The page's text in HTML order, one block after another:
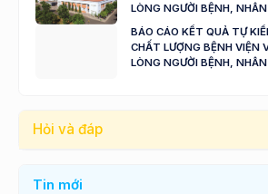
LÒNG NGƯỜI BỆNH,
2024 - 2025
BÁO CÁO KẾT QUẢ TỰ
CHẤT LƯỢNG BỆNH VIỆN
LÒNG NGƯỜI BỆNH,
Hỏi và đáp
Tin mới